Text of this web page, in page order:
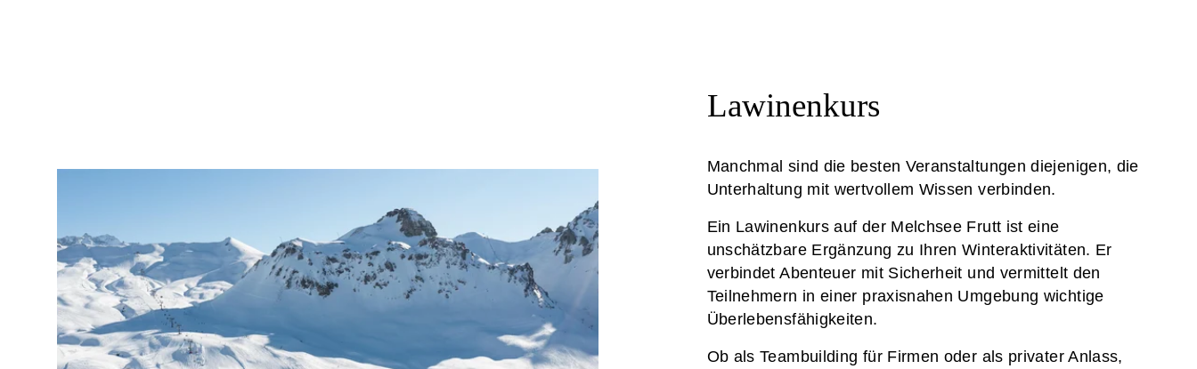
Lawinenkurs
Manchmal sind die besten Veranstaltungen diejenigen, die
Unterhaltung mit wertvollem Wissen verbinden.
Ein Lawinenkurs auf der Melchsee Frutt ist eine
unschätzbare Ergänzung zu Ihren Winteraktivitäten. Er
verbindet Abenteuer mit Sicherheit und vermittelt den
Teilnehmern in einer praxisnahen Umgebung wichtige
Überlebensfähigkeiten.
Ob als Teambuilding für Firmen oder als privater Anlass,